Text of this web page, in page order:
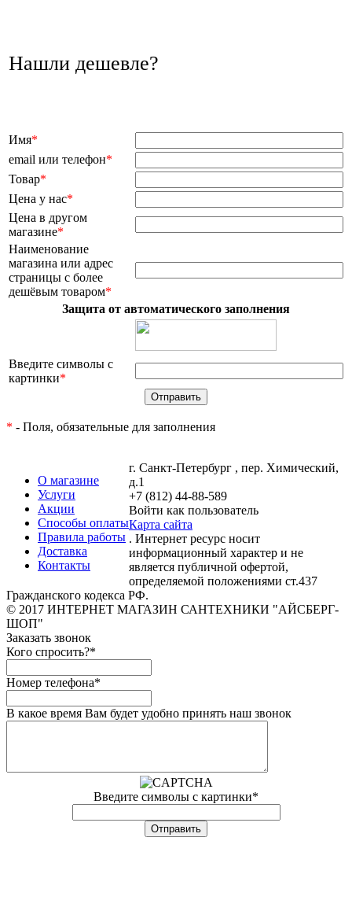
Нашли дешевле?
Имя*
email или телефон*
Товар*
Цена у нас*
Цена в другом
магазине*
Наименование
магазина или адрес
страницы с более
дешёвым товаром*
Защита от автоматического заполнения
Введите символы с
картинки*
* - Поля, обязательные для заполнения
О магазине
Услуги
Акции
Способы оплаты
Правила работы
Доставка
Контакты
г. Санкт-Петербург , пер. Химический,
д.1
+7 (812) 44-88-589
Войти как пользователь
Карта сайта
. Интернет ресурс носит
информационный характер и не
является публичной офертой,
определяемой положениями ст.437
Гражданского кодекса РФ.
© 2017 ИНТЕРНЕТ МАГАЗИН САНТЕХНИКИ "АЙСБЕРГ-
ШОП"
Заказать звонок
Кого спросить?*
Номер телефона*
В какое время Вам будет удобно принять наш звонок
Введите символы с картинки*